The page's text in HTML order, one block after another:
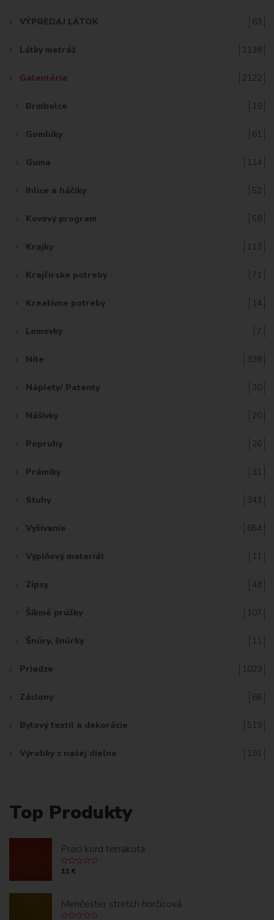
VÝPREDAJ LÁTOK 63
Látky metráž 1138
Galantéria 2122
Brmbolce 19
Gombíky 61
Guma 114
Ihlice a háčiky 52
Kovový program 58
Krajky 113
Krajčírske potreby 71
Kreatívne potreby 14
Lemovky 7
Nite 338
Náplety/ Patenty 30
Nášivky 20
Popruhy 26
Prámiky 31
Stuhy 343
Vyšívanie 654
Výplňový materiál 11
Zipsy 48
Šikmé prúžky 107
Šnúry, šnúrky 11
Priadze 1029
Záclony 66
Bytový textil a dekorácie 519
Výrobky z našej dielne 191
Top Produkty
Prací kord terrakota
11 €
Menčester stretch horčicová